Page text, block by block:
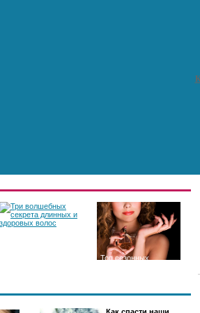
Топ сезонных